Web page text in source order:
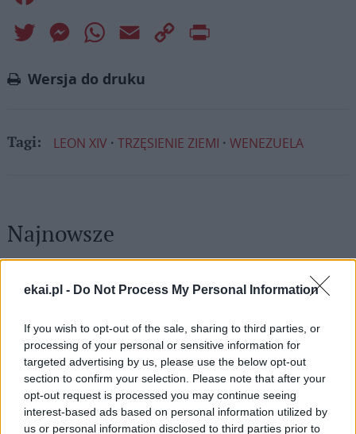
ekai.pl - Do Not Process My Personal Information
If you wish to opt-out of the sale, sharing to third parties, or
processing of your personal or sensitive information for
targeted advertising by us, please use the below opt-out
section to confirm your selection. Please note that after your
opt-out request is processed you may continue seeing
interest-based ads based on personal information utilized by
us or personal information disclosed to third parties prior to
Twitter MessengerWhatsApp
Email
Copy
Wersja do druku
Tagi: LEON XIV TRZĘSIENIE ZIEMI WENEZUELA
Najnowsze
Dramatyczny apel z ostatniej chrześcijańskiej wioski
09 sierpnia 2026 | 10:06
9 sierpnia Kościół wspomina św. Teresę Benedyktę od Krzyża –
Edytę Stein
09 sierpnia 2026 | 09:58
Pielgrzymi u patrona diecezji w Jędrzejowie